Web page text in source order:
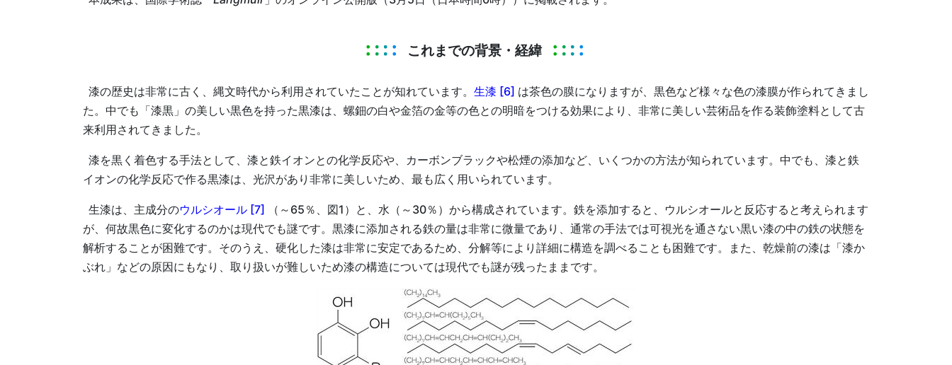
これまでの背景・経緯
漆の歴史は非常に古く、縄文時代から利用されていたことが知れています。 生漆 [6] は茶色の膜になりますが、黒色など様々な色の漆膜が作られてきまし
た。中でも「漆黒」の美しい黒色を持った黒漆は、螺鈿の白や金箔の金等の色との明暗をつける効果により、非常に美しい芸術品を作る装飾塗料として古
来利用されてきました。
漆を黒く着色する手法として、漆と鉄イオンとの化学反応や、カーボンブラックや松煙の添加など、いくつかの方法が知られています。中でも、漆と鉄
イオンの化学反応で作る黒漆は、光沢があり非常に美しいため、最も広く用いられています。
生漆は、主成分のウルシオール [7]
（～65％、図1）と、水（～30％）から構成されています。鉄を添加すると、ウルシオールと反応すると考えられます
が、何故黒色に変化するのかは現代でも謎です。黒漆に添加される鉄の量は非常に微量であり、通常の手法では可視光を通さない黒い漆の中の鉄の状態を
解析することが困難です。そのうえ、硬化した漆は非常に安定であるため、分解等により詳細に構造を調べることも困難です。また、乾燥前の漆は「漆か
ぶれ」などの原因にもなり、取り扱いが難しいため漆の構造については現代でも謎が残ったままです。